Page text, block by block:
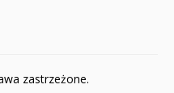
zastrzeżone.